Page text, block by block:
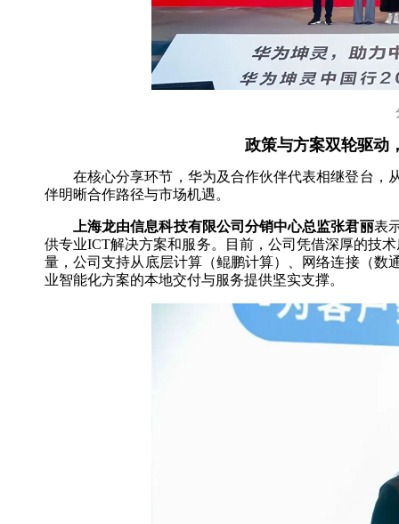
政策与方案双轮驱动
在核心分享环节，华为及合作伙伴代表相继登台，
伴明晰合作路径与市场机遇。
上海龙由信息科技有限公司分销中心总监张君丽表
供专业ICT解决方案和服务。目前，公司凭借深厚的技
量，公司支持从底层计算（鲲鹏计算）、网络连接（数
业智能化方案的本地交付与服务提供坚实支撑。